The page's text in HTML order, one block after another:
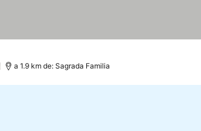
a 1.9 km de: Sagrada Familia